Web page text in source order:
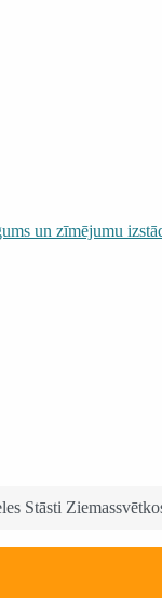
un zīmējumu
bērniem Rīgā
Stāsti